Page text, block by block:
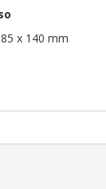
x 140 mm